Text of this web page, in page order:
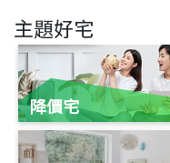
主題好宅
降價宅